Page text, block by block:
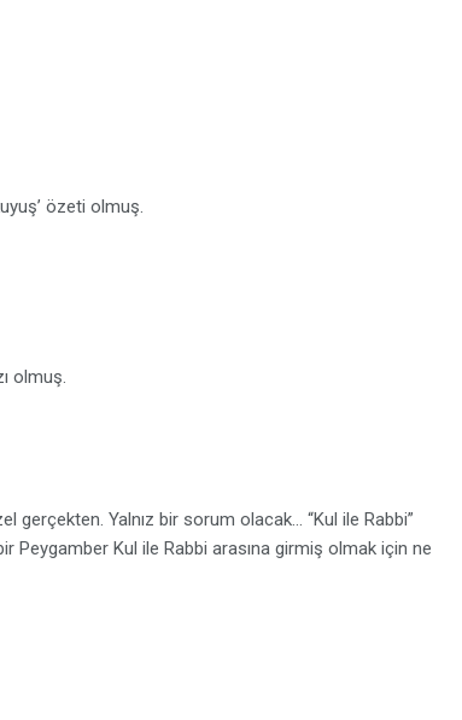
özeti olmuş.
olmuş.
gerçekten. Yalnız bir sorum olacak… “Kul ile Rabbi”
Peygamber Kul ile Rabbi arasına girmiş olmak için ne